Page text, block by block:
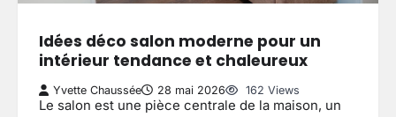
Idées déco salon moderne pour un
intérieur tendance et chaleureux
Yvette Chaussée 28 mai 2026 162 Views
Le salon est une pièce centrale de la maison, un